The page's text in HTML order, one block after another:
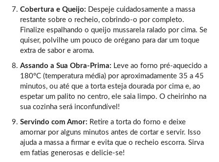
Cobertura e Queijo: Despeje cuidadosamente a massa
restante sobre o recheio, cobrindo-o por completo.
Finalize espalhando o queijo mussarela ralado por cima. Se
quiser, polvilhe um pouco de orégano para dar um toque
extra de sabor e aroma.
Assando a Sua Obra-Prima: Leve ao forno pré-aquecido a
180°C (temperatura média) por aproximadamente 35 a 45
minutos, ou até que a torta esteja dourada por cima e, ao
espetar um palito no centro, ele saia limpo. O cheirinho na
sua cozinha será inconfundível!
Servindo com Amor: Retire a torta do forno e deixe
amornar por alguns minutos antes de cortar e servir. Isso
ajuda a massa a firmar e evita que o recheio escorra. Sirva
em fatias generosas e delicie-se!